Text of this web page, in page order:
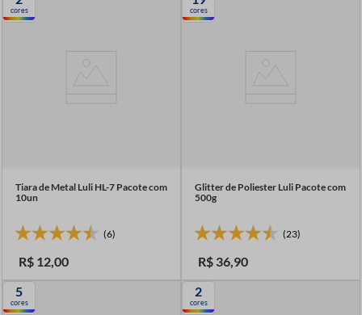
cores
Tiara de Metal Luli HL-7 Pacote com
10un
(6)
R$ 12,00
cores
Glitter de Poliester Luli Pacote com
500g
(23)
R$ 36,90
5
cores
2
cores